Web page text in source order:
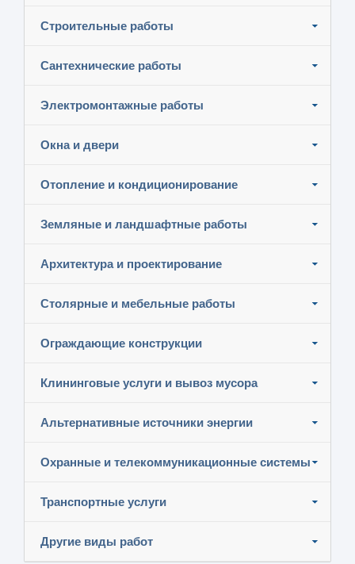
Строительные работы
Сантехнические работы
Электромонтажные работы
Окна и двери
Отопление и кондиционирование
Земляные и ландшафтные работы
Архитектура и проектирование
Столярные и мебельные работы
Ограждающие конструкции
Клининговые услуги и вывоз мусора
Альтернативные источники энергии
Охранные и телекоммуникационные системы
Транспортные услуги
Другие виды работ